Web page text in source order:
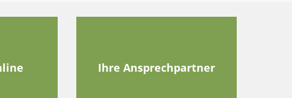
Ihre Ansprechpartner